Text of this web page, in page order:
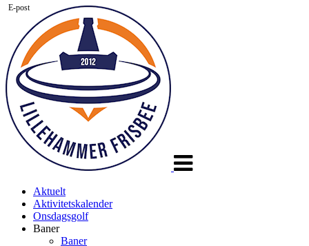
Aktuelt
Aktivitetskalender
Onsdagsgolf
Baner
Baner
E-post